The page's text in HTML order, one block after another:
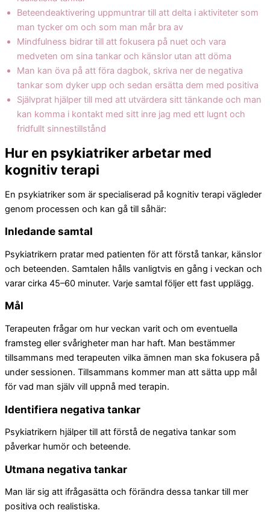
Beteendeaktivering uppmuntrar till att delta i aktiviteter som
man tycker om och som man mår bra av
Mindfulness bidrar till att fokusera på nuet och vara
medveten om sina tankar och känslor utan att döma
Man kan öva på att föra dagbok, skriva ner de negativa
tankar som dyker upp och sedan ersätta dem med positiva
Självprat hjälper till med att utvärdera sitt tänkande och man
kan komma i kontakt med sitt inre jag med ett lugnt och
fridfullt sinnestillstånd
Hur en psykiatriker arbetar med
kognitiv terapi
En psykiatriker som är specialiserad på kognitiv terapi vägleder
genom processen och kan gå till såhär:
Inledande samtal
Psykiatrikern pratar med patienten för att förstå tankar, känslor
och beteenden. Samtalen hålls vanligtvis en gång i veckan och
varar cirka 45–60 minuter. Varje samtal följer ett fast upplägg.
Mål
Terapeuten frågar om hur veckan varit och om eventuella
framsteg eller svårigheter man har haft. Man bestämmer
tillsammans med terapeuten vilka ämnen man ska fokusera på
under sessionen. Tillsammans kommer man att sätta upp mål
för vad man själv vill uppnå med terapin.
Identifiera negativa tankar
Psykiatrikern hjälper till att förstå de negativa tankar som
påverkar humör och beteende.
Utmana negativa tankar
Man lär sig att ifrågasätta och förändra dessa tankar till mer
positiva och realistiska.